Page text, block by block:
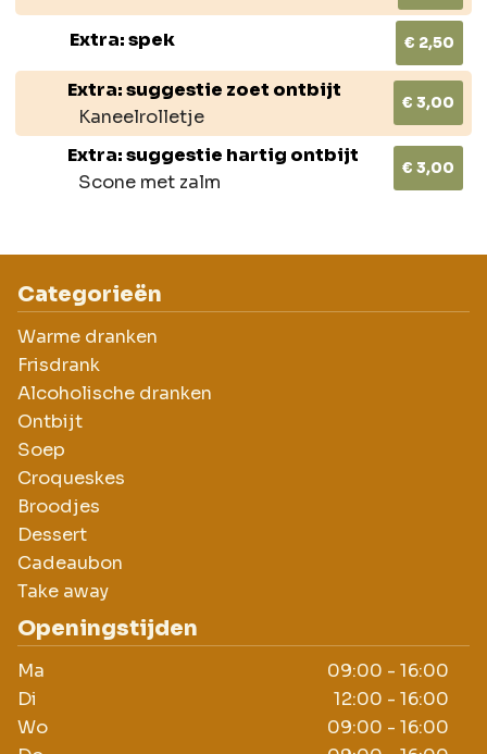
Extra: spek € 2,50
Extra: suggestie zoet ontbijt
Kaneelrolletje
€ 3,00
Extra: suggestie hartig ontbijt
Scone met zalm
€ 3,00
Categorieën
Warme dranken
Frisdrank
Alcoholische dranken
Ontbijt
Soep
Croqueskes
Broodjes
Dessert
Cadeaubon
Take away
Openingstijden
Ma
09:00 - 16:00
Di
12:00 - 16:00
Wo
09:00 - 16:00